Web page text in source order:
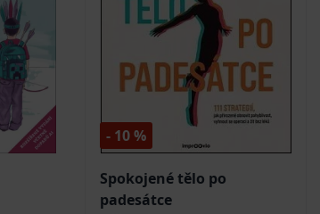
- 10 %
Spokojené tělo po
padesátce